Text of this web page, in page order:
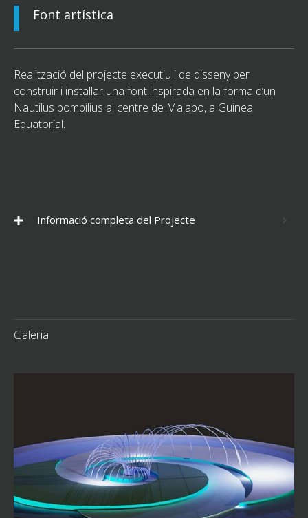
Font artística
Realització del projecte executiu i de disseny per
construir i instal·lar una font inspirada en la forma d’un
Nautilus pompilius al centre de Malabo, a Guinea
Equatorial.
Informació completa del Projecte
Galeria